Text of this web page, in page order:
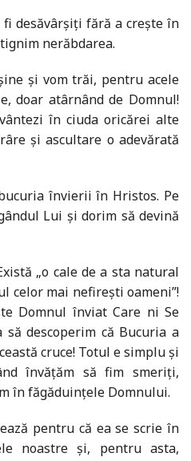
desăvârșiți fără a crește în
nerăbdarea.
și vom trăi, pentru acele
doar atârnând de Domnul!
în ciuda oricărei alte
și ascultare o adevărată
învierii în Hristos. Pe
Lui și dorim să devină
„o cale de a sta natural
celor mai nefirești oameni”!
Domnul înviat Care ni Se
descoperim că Bucuria a
cruce! Totul e simplu și
învățăm să fim smeriți,
în făgăduințele Domnului.
pentru că ea se scrie în
noastre și, pentru asta,